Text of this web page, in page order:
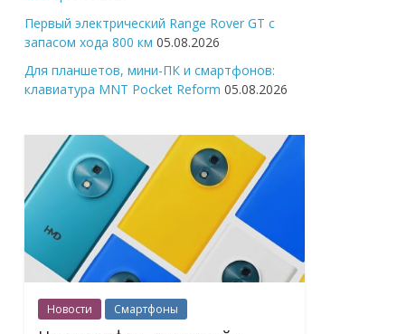
Первый электрический Range Rover GT с
запасом хода 800 км 05.08.2026
Для планшетов, мини-ПК и смартфонов:
клавиатура MNT Pocket Reform 05.08.2026
Новости Смартфоны